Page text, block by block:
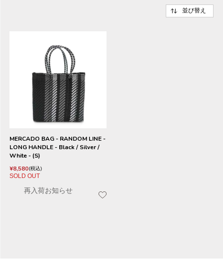
並び替え
MERCADO BAG - RANDOM LINE -
LONG HANDLE - Black / Silver /
White - (S)
¥8,580 税込
SOLD OUT
再入荷お知らせ